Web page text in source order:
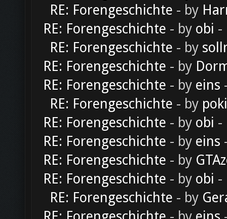
RE: Forengeschichte - by
RE: Forengeschichte - by obi -
RE: Forengeschichte - by
RE: Forengeschichte - by
RE: Forengeschichte - by eins
RE: Forengeschichte - by
RE: Forengeschichte - by obi -
RE: Forengeschichte - by eins
RE: Forengeschichte - by
RE: Forengeschichte - by obi -
RE: Forengeschichte - by